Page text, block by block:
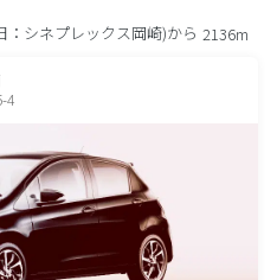
シネプレックス岡崎)から 2136m
4